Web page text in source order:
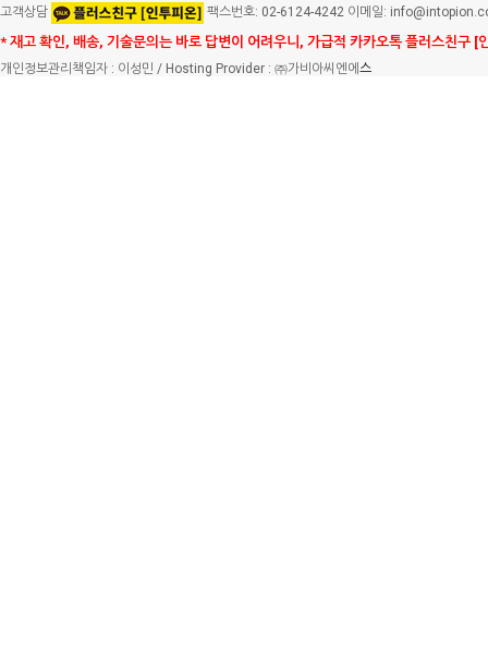
고객상담
팩스번호: 02-6124-4242 이메일:
* 재고 확인, 배송, 기술문의는 바로 답변이 어려우니, 가급적 카카오톡 플러스친구 [
개인정보관리책임자 : 이성민 / Hosting Provider : ㈜가비아씨엔에 스